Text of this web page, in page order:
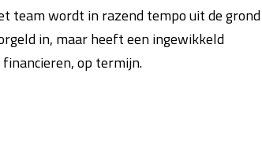
team wordt in razend tempo uit de grond
in, maar heeft een ingewikkeld
op termijn.